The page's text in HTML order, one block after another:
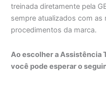
treinada diretamente pela
sempre atualizados com
procedimentos da marca.
Ao escolher a Assistência
você pode esperar o